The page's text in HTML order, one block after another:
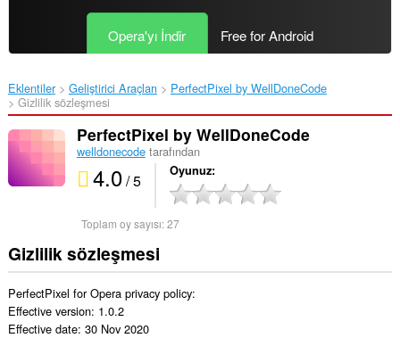
Opera'yı İndir Free for Android
Eklentiler Geliştirici Araçları
PerfectPixel by WellDoneCode‎
Gizlilik sözleşmesi
PerfectPixel by WellDoneCode
welldonecodetarafından
4.0/ 5 Oyunuz
Toplam oy sayısı:27
Gizlilik sözleşmesi
PerfectPixel for Opera privacy policy:
Effective version: 1.0.2
Effective date: 30 Nov 2020